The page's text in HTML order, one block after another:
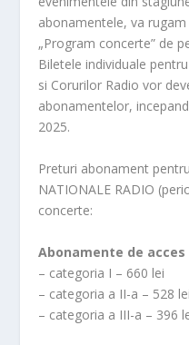
abonamentele, va
„Program concerte” de
Biletele individuale
si Corurilor Radio vor
abonamentelor,
2025.
Preturi abonament
NATIONALE RADIO
concerte:
Abonamente de acces
– categoria I – 660 lei
– categoria a II-a – 528 lei
– categoria a III-a – 396